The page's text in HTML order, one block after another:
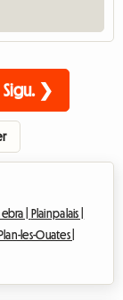
Sigu. ❯
|
Plainpalais |
Plan-les-Ouates |